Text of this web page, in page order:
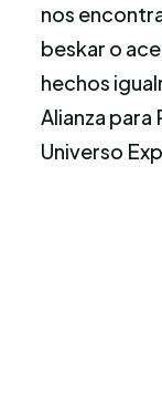
nos
beskar o
hechos
Alianza para
Universo